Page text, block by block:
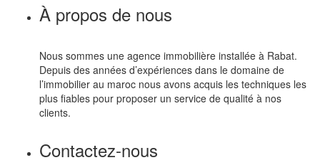
À propos de nous
Nous sommes une agence immobilière installée à Rabat.
Depuis des années d’expériences dans le domaine de
l’immobilier au maroc nous avons acquis les techniques les
plus fiables pour proposer un service de qualité à nos
clients.
Contactez-nous